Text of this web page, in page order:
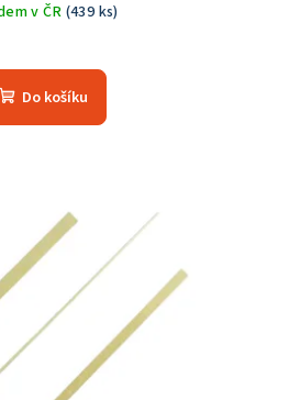
v ČR (439 ks)
hodnocení
produktu
Do košíku